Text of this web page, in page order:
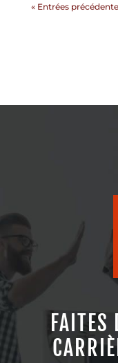
« Entrées
FAITES